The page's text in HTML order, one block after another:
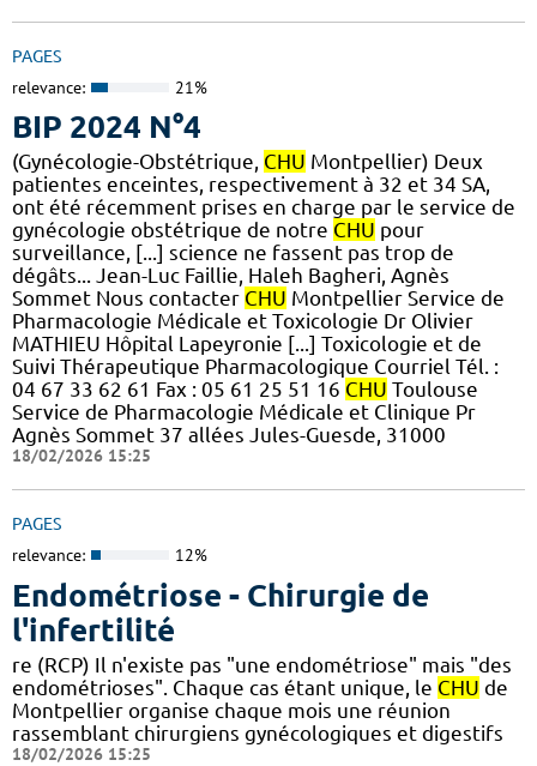
PAGES
relevance: 21%
BIP 2024 N°4
(Gynécologie-Obstétrique, CHU Montpellier) Deux
patientes enceintes, respectivement à 32 et 34 SA,
ont été récemment prises en charge par le service de
gynécologie obstétrique de notre CHU pour
surveillance, [...] science ne fassent pas trop de
dégâts... Jean-Luc Faillie, Haleh Bagheri, Agnès
Sommet Nous contacter CHU Montpellier Service de
Pharmacologie Médicale et Toxicologie Dr Olivier
MATHIEU Hôpital Lapeyronie [...] Toxicologie et de
Suivi Thérapeutique Pharmacologique Courriel Tél. :
04 67 33 62 61 Fax : 05 61 25 51 16 CHU Toulouse
Service de Pharmacologie Médicale et Clinique Pr
Agnès Sommet 37 allées Jules-Guesde, 31000
18/02/2026 15:25
PAGES
relevance: 12%
Endométriose - Chirurgie de
l'infertilité
re (RCP) Il n'existe pas "une endométriose" mais "des
endométrioses". Chaque cas étant unique, le CHU de
Montpellier organise chaque mois une réunion
rassemblant chirurgiens gynécologiques et digestifs
18/02/2026 15:25